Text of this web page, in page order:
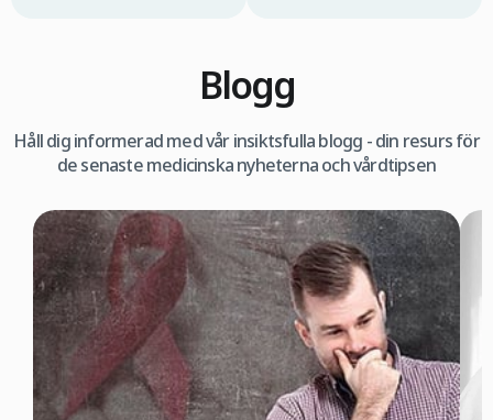
Blogg
Håll dig informerad med vår insiktsfulla blogg - din resurs för
de senaste medicinska nyheterna och vårdtipsen